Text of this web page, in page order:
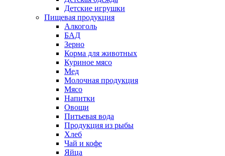
Детские игрушки
Пищевая продукция
Алкоголь
БАД
Зерно
Корма для животных
Куриное мясо
Мед
Молочная продукция
Мясо
Напитки
Овощи
Питьевая вода
Продукция из рыбы
Хлеб
Чай и кофе
Яйца